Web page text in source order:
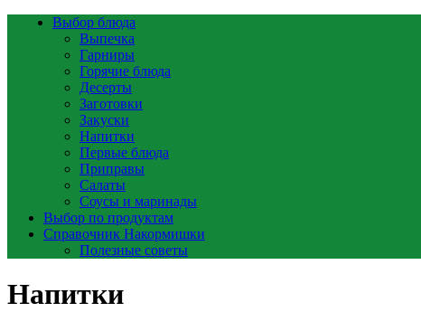
Выбор блюда
Выпечка
Гарниры
Горячие блюда
Десерты
Заготовки
Закуски
Напитки
Первые блюда
Приправы
Салаты
Соусы и маринады
Выбор по продуктам
Справочник Накормишки
Полезные советы
Напитки